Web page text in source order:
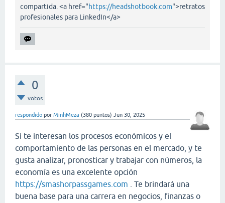
compartida. <a href="https://headshotbook.com">retratos
profesionales para LinkedIn</a>
0
votos
respondido por MinhMeza (380 puntos) Jun 30, 2025
Si te interesan los procesos económicos y el
comportamiento de las personas en el mercado, y te
gusta analizar, pronosticar y trabajar con números, la
economía es una excelente opción
https://smashorpassgames.com . Te brindará una
buena base para una carrera en negocios, finanzas o